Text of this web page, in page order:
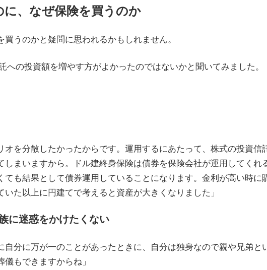
、なぜ保険を買うのか
うのかと疑問に思われるかもしれません。
への投資額を増やす方がよかったのではないかと聞いてみました。
オを分散したかったからです。運用するにあたって、株式の投資信
まいますから。ドル建終身保険は債券を保険会社が運用してくれ
も結果として債券運用していることになります。金利が高い時に
た以上に円建てで考えると資産が大きくなりました」
に迷惑をかけたくない
自分に万が一のことがあったときに、自分は独身なので親や兄弟と
もできますからね」